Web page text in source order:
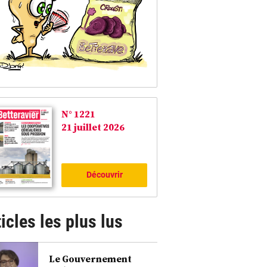
N° 1221
21 juillet 2026
Découvrir
les plus lus
Le Gouvernement